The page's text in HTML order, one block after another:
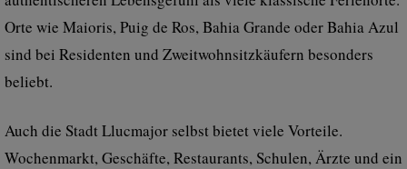
Orte wie Maioris, Puig de Ros, Bahia Grande oder Bahia Azul
sind bei Residenten und Zweitwohnsitzkäufern besonders
beliebt.
Auch die Stadt Llucmajor selbst bietet viele Vorteile.
Wochenmarkt, Geschäfte, Restaurants, Schulen, Ärzte und ein